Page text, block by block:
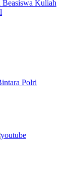
Beasiswa Kuliah
Polri